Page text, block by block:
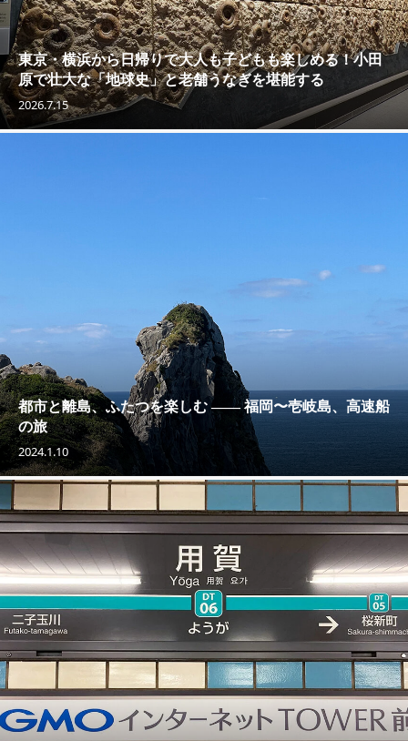
東京・横浜から日帰りで大人も子どもも楽しめる！小田
原で壮大な「地球史」と老舗うなぎを堪能する
2026.7.15
都市と離島、ふたつを楽しむ —— 福岡〜壱岐島、高速船
の旅
2024.1.10